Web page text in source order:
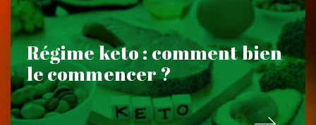
Régime keto : comment bien
le commencer ?